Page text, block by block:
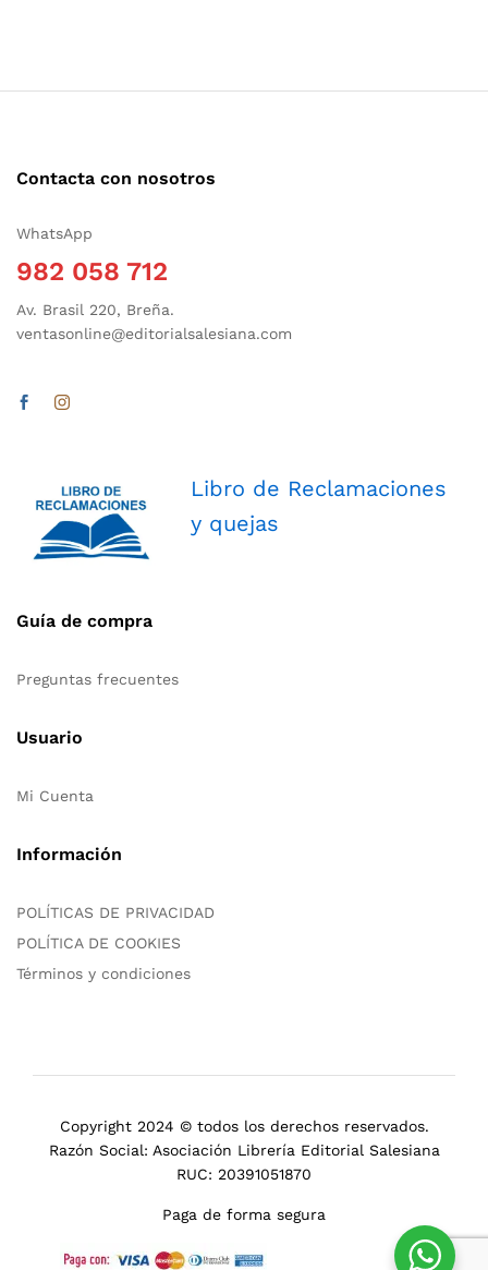
Contacta con nosotros
WhatsApp
982 058 712
Av. Brasil 220, Breña.
ventasonline@editorialsalesiana.com
Libro de Reclamaciones
y quejas
Guía de compra
Preguntas frecuentes
Usuario
Mi Cuenta
Información
POLÍTICAS DE PRIVACIDAD
POLÍTICA DE COOKIES
Términos y condiciones
Copyright 2024 © todos los derechos reservados.
Razón Social: Asociación Librería Editorial Salesiana
RUC: 20391051870
Paga de forma segura